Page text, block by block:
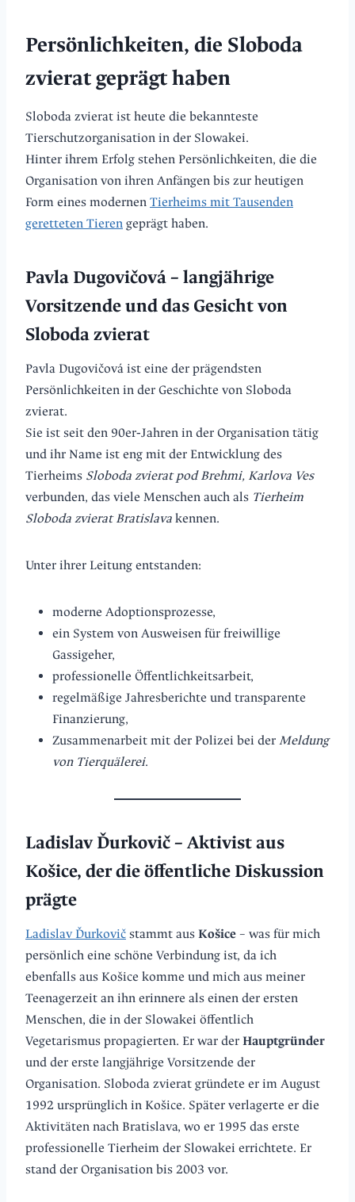
Persönlichkeiten, die Sloboda
zvierat geprägt haben
Sloboda zvierat ist heute die bekannteste
Tierschutzorganisation in der Slowakei.
Hinter ihrem Erfolg stehen Persönlichkeiten, die die
Organisation von ihren Anfängen bis zur heutigen
Form eines modernen Tierheims mit Tausenden
geretteten Tieren geprägt haben.
Pavla Dugovičová – langjährige
Vorsitzende und das Gesicht von
Sloboda zvierat
Pavla Dugovičová ist eine der prägendsten
Persönlichkeiten in der Geschichte von Sloboda
zvierat.
Sie ist seit den 90er‑Jahren in der Organisation tätig
und ihr Name ist eng mit der Entwicklung des
Tierheims Sloboda zvierat pod Brehmi, Karlova Ves
verbunden, das viele Menschen auch als Tierheim
Sloboda zvierat Bratislava kennen.
Unter ihrer Leitung entstanden:
moderne Adoptionsprozesse,
ein System von Ausweisen für freiwillige
Gassigeher,
professionelle Öffentlichkeitsarbeit,
regelmäßige Jahresberichte und transparente
Finanzierung,
Zusammenarbeit mit der Polizei bei der Meldung
von Tierquälerei.
Ladislav Ďurkovič – Aktivist aus
Košice, der die öffentliche Diskussion
prägte
Ladislav Ďurkovič stammt aus Košice – was für mich
persönlich eine schöne Verbindung ist, da ich
ebenfalls aus Košice komme und mich aus meiner
Teenagerzeit an ihn erinnere als einen der ersten
Menschen, die in der Slowakei öffentlich
Vegetarismus propagierten. Er war der Hauptgründer
und der erste langjährige Vorsitzende der
Organisation. Sloboda zvierat gründete er im August
1992 ursprünglich in Košice. Später verlagerte er die
Aktivitäten nach Bratislava, wo er 1995 das erste
professionelle Tierheim der Slowakei errichtete. Er
stand der Organisation bis 2003 vor.